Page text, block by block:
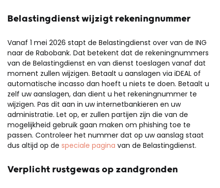
Belastingdienst wijzigt rekeningnummer
Vanaf 1 mei 2026 stapt de Belastingdienst over van de ING
naar de Rabobank. Dat betekent dat de rekeningnummers
van de Belastingdienst en van dienst toeslagen vanaf dat
moment zullen wijzigen. Betaalt u aanslagen via iDEAL of
automatische incasso dan hoeft u niets te doen. Betaalt u
zelf uw aanslagen, dan dient u het rekeningnummer te
wijzigen. Pas dit aan in uw internetbankieren en uw
administratie. Let op, er zullen partijen zijn die van de
mogelijkheid gebruik gaan maken om phishing toe te
passen. Controleer het nummer dat op uw aanslag staat
dus altijd op de speciale pagina van de Belastingdienst.
Verplicht rustgewas op zandgronden